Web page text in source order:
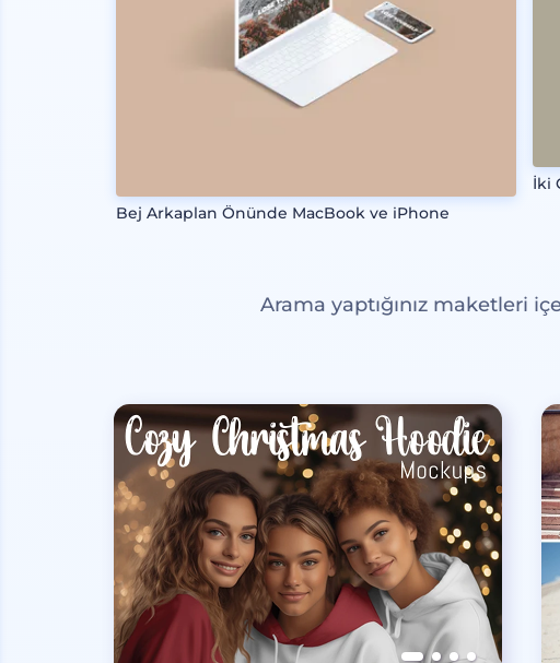
Bej Arkaplan Önünde MacBook ve iPhone
İki
Arama yaptığınız maketleri